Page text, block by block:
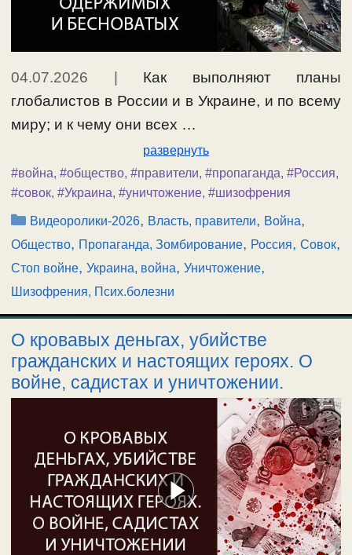
04.07.2026
Как выполняют планы
глобалистов в России и в Украине, и по всему
миру; и к чему они всех …
развернуть
#война, #общество, #правители, #пропаганда, #Россия,
#совок, #Украина, #уничтожение, #шизофрения
Рубрики
Видеоролики-2026, Власть, правители, Война,
Общество, Пропаганда, Зомбирование, Россия, Совок,
Стоп войне, Украина, война, Уничтожение,
Шизофрения, Псих.болезни
О кровавых деньгах, убийстве
гражданских и настоящих героях. О
войне, садистах и уничтожении.